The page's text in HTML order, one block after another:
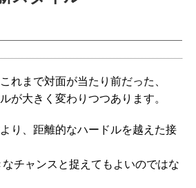
れまで対面が当たり前だった、
が大きく変わりつつあります。
り、距離的なハードルを越えた接
チャンスと捉えてもよいのではな